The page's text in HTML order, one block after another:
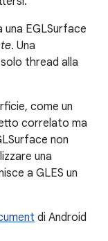
EGLSurface
. Una
thread alla
come un
correlato ma
non
una
a GLES un
di Android